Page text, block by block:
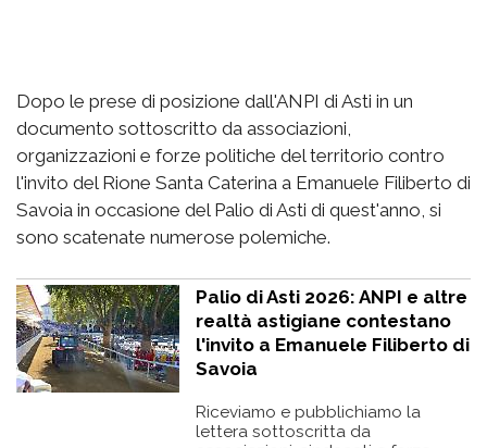
Dopo le prese di posizione dall'ANPI di Asti in un
documento sottoscritto da associazioni,
organizzazioni e forze politiche del territorio contro
l'invito del Rione Santa Caterina a Emanuele Filiberto di
Savoia in occasione del Palio di Asti di quest'anno, si
sono scatenate numerose polemiche.
Palio di Asti 2026: ANPI e altre
realtà astigiane contestano
l'invito a Emanuele Filiberto di
Savoia
Riceviamo e pubblichiamo la
lettera sottoscritta da